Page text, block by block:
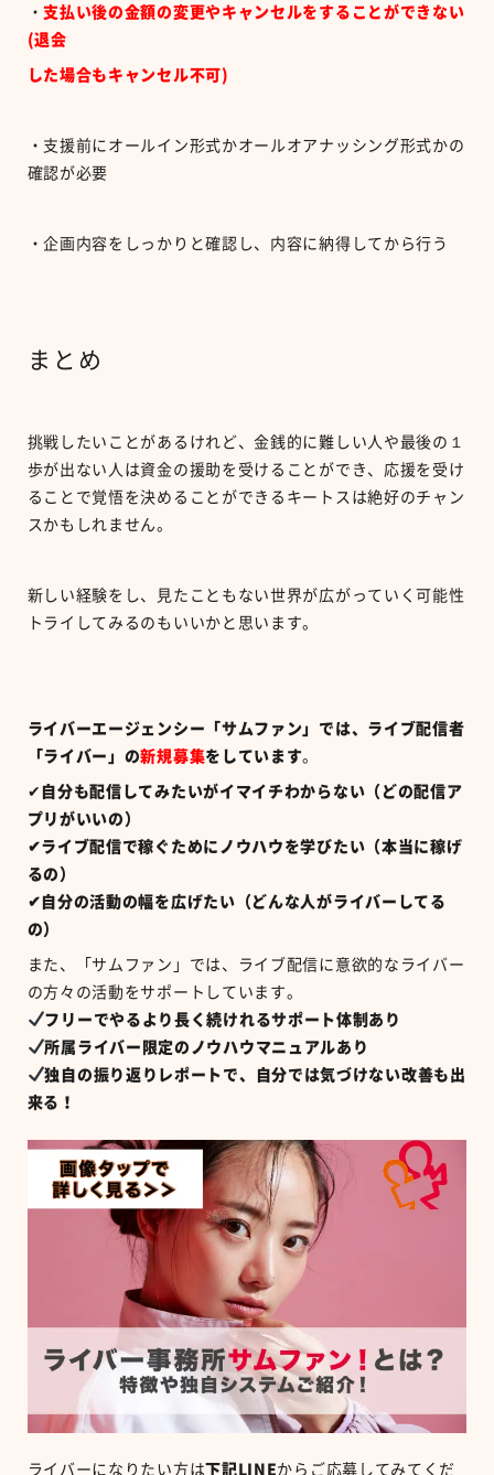
・ 支払い後の金額の変更やキャンセルをすることができない
(退会
した場合もキャンセル不可)
・支援前にオールイン形式かオールオアナッシング形式かの
確認が必要
・企画内容をしっかりと確認し、内容に納得してから行う
まとめ
挑戦したいことがあるけれど、金銭的に難しい人や最後の１
歩が出ない人は資金の援助を受けることができ、応援を受け
ることで覚悟を決めることができるキートスは絶好のチャン
スかもしれません。
新しい経験をし、見たこともない世界が広がっていく可能性
トライしてみるのもいいかと思います。
ライバーエージェンシー「サムファン」では、ライブ配信者
「ライバー」の新規募集をしています。
✔︎ 自分も配信してみたいがイマイチわからない（どの配信ア
プリがいいの）
✔︎ライブ配信で稼ぐためにノウハウを学びたい（本当に稼げ
るの）
✔︎自分の活動の幅を広げたい（どんな人がライバーしてる
の）
また、「サムファン」では、ライブ配信に意欲的なライバー
の方々の活動をサポートしています。
フリーでやるより長く続けれるサポート体制あり
所属ライバー限定のノウハウマニュアルあり
独自の振り返りレポートで、自分では気づけない改善も出
来る！
ライバーになりたい方は下記LINEからご応募してみてくだ